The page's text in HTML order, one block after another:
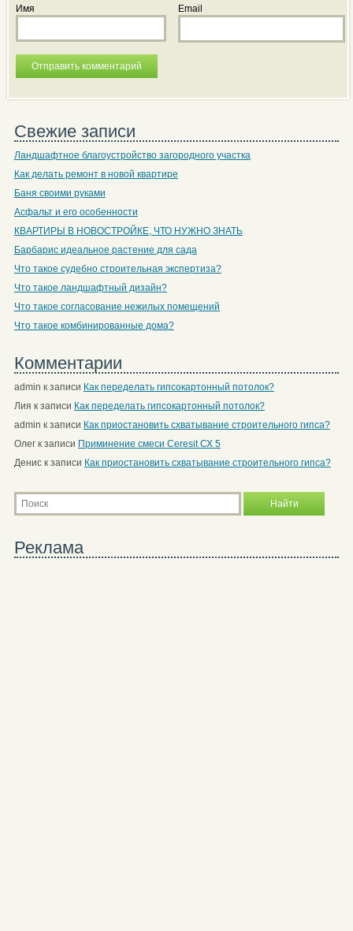
Имя Email
Свежие записи
Ландшафтное благоустройство загородного участка
Как делать ремонт в новой квартире
Баня своими руками
Асфальт и его особенности
КВАРТИРЫ В НОВОСТРОЙКЕ, ЧТО НУЖНО ЗНАТЬ
Барбарис идеальное растение для сада
Что такое судебно строительная экспертиза?
Что такое ландшафтный дизайн?
Что такое согласование нежилых помещений
Что такое комбинированные дома?
Комментарии
admin к записи Как переделать гипсокартонный потолок?
Лия к записи Как переделать гипсокартонный потолок?
admin к записи Как приостановить схватывание строительного гипса?
Олегк записи Приминение смеси Ceresit СХ 5
Дениск записи Как приостановить схватывание строительного гипса?
Реклама